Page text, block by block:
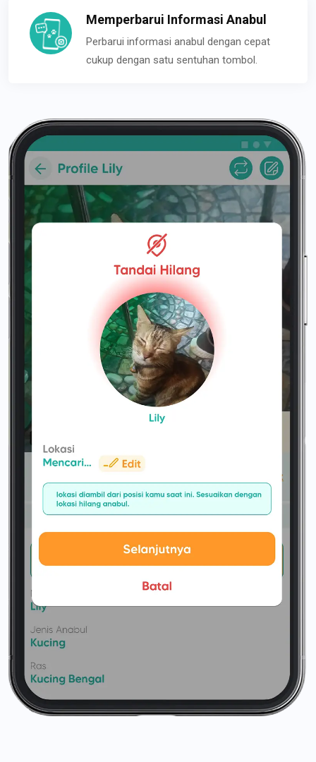
Memperbarui Informasi Anabul
Perbarui informasi anabul dengan cepat
cukup dengan satu sentuhan tombol.